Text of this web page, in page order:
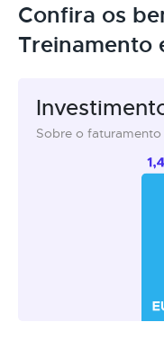
Confira os
Treinamento
Sobre o